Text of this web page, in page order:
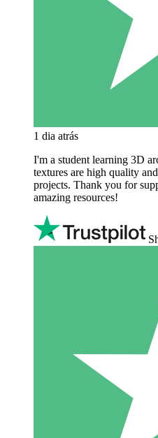
1 dia atrás
I'm a student learning 3D
textures are high quality
projects. Thank you for
amazing resources!